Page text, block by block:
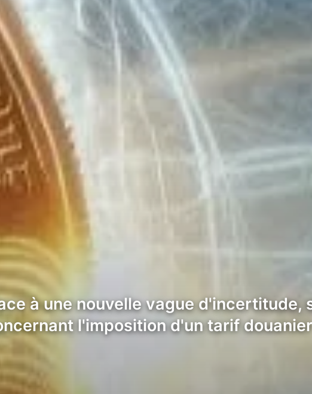
à une nouvelle vague d'incertitude,
l'imposition d'un tarif